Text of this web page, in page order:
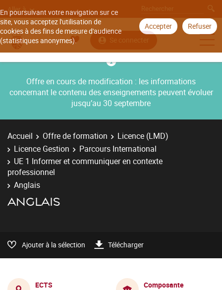
En poursuivant votre navigation sur ce
site, vous acceptez l'utilisation de
cookies à des fins de mesure d'audience
(statistiques anonymes).
Accepter Refuser
Aller à
Se connecter
Offre en cours de modification : les informations
concernant le contenu des enseignements peuvent évoluer
jusqu’au 30 septembre
Accueil Offre de formation
Licence (LMD)
Licence Gestion
Parcours International
UE 1 Informer et communiquer en contexte
professionnel
Anglais
ANGLAIS
Ajouter à la sélection Télécharger
ECTS
Composante